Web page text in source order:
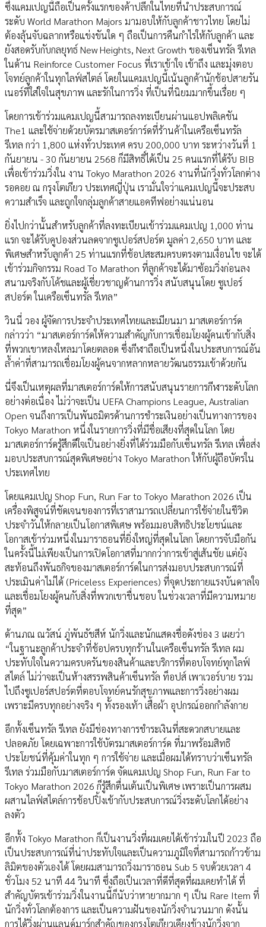
ซึ่งแคมเปญนี้ถือเป็นครั้งแรกของค้าปลีกในไทยที่นำประสบการณ์
ระดับ World Marathon Majors มามอบให้กับลูกค้าชาวไทย โดยไม่
ต้องลุ้นจับฉลากหรือแข่งขันใด ๆ ถือเป็นการคืนกำไรให้กับลูกค้า และ
ยังสอดรับกับกลยุทธ์ New Heights, Next Growth ของเซ็นทรัล รีเทล
ในด้าน Reinforce Customer Focus ที่เราเข้าใจ เข้าถึง และมุ่งตอบ
โจทย์ลูกค้าในทุกไลฟ์สไตล์ โดยในแคมเปญนี้เน้นลูกค้านักช้อปสายรัน
เนอร์ที่ใส่ใจในสุขภาพ และรักในการวิ่ง ที่เป็นที่นิยมมากขึ้นเรื่อย ๆ
โดยการเข้าร่วมแคมเปญนี้สามารถลงทะเบียนผ่านแอปพลิเคชัน
The1 และใช้จ่ายด้วยบัตรมาสเตอร์การ์ดที่ร้านค้าในเครือเซ็นทรัล
รีเทล กว่า 1,800 แห่งทั่วประเทศ ครบ 200,000 บาท ระหว่างวันที่ 1
กันยายน - 30 กันยายน 2568 ก็มีสิทธิ์ได้เป็น 25 คนแรกที่ได้รับ BIB
เพื่อเข้าร่วมวิ่งใน งาน Tokyo Marathon 2026 งานที่นักวิ่งทั่วโลกต่าง
รอคอย ณ กรุงโตเกียว ประเทศญี่ปุ่น เรามั่นใจว่าแคมเปญนี้จะประสบ
ความสำเร็จ และถูกใจกลุ่มลูกค้าสายแอคทีฟอย่างแน่นอน
ยิ่งไปกว่านั้นสำหรับลูกค้าที่ลงทะเบียนเข้าร่วมแคมเปญ 1,000 ท่าน
แรก จะได้รับคูปองส่วนลดจากซูเปอร์สปอร์ต มูลค่า 2,650 บาท และ
พิเศษสำหรับลูกค้า 25 ท่านแรกที่ช้อปสะสมครบตรงตามเงื่อนไข จะได้
เข้าร่วมกิจกรรม Road To Marathon ที่ลูกค้าจะได้มาซ้อมวิ่งก่อนลง
สนามจริงกับโค้ชและผู้เชี่ยวชาญด้านการวิ่ง สนับสนุนโดย ซูเปอร์
สปอร์ต ในเครือเซ็นทรัล รีเทล”
วินนี่ วอง ผู้จัดการประจำประเทศไทยและเมียนมา มาสเตอร์การ์ด
กล่าวว่า “มาสเตอร์การ์ดให้ความสำคัญกับการเชื่อมโยงผู้คนเข้ากับสิ่ง
ที่พวกเขาหลงใหลมาโดยตลอด ซึ่งกีฬาถือเป็นหนึ่งในประสบการณ์อัน
ล้ำค่าที่สามารถเชื่อมโยงผู้คนจากหลากหลายวัฒนธรรมเข้าด้วยกัน
นี่จึงเป็นเหตุผลที่มาสเตอร์การ์ดให้การสนับสนุนรายการกีฬาระดับโลก
อย่างต่อเนื่อง ไม่ว่าจะเป็น UEFA Champions League, Australian
Open จนถึงการเป็นพันธมิตรด้านการชำระเงินอย่างเป็นทางการของ
Tokyo Marathon หนึ่งในรายการวิ่งที่มีชื่อเสียงที่สุดในโลก โดย
มาสเตอร์การ์ดรู้สึกดีใจเป็นอย่างยิ่งที่ได้ร่วมมือกับเซ็นทรัล รีเทล เพื่อส่ง
มอบประสบการณ์สุดพิเศษอย่าง Tokyo Marathon ให้กับผู้ถือบัตรใน
ประเทศไทย
โดยแคมเปญ Shop Fun, Run Far to Tokyo Marathon 2026 เป็น
เครื่องพิสูจน์ที่ชัดเจนของการที่เราสามารถเปลี่ยนการใช้จ่ายในชีวิต
ประจำวันให้กลายเป็นโอกาสพิเศษ พร้อมมอบสิทธิประโยชน์และ
โอกาสเข้าร่วมหนึ่งในมาราธอนที่ยิ่งใหญ่ที่สุดในโลก โดยการจับมือกัน
ในครั้งนี้ไม่เพียงเป็นการเปิดโอกาสที่มากกว่าการเข้าสู่เส้นชัย แต่ยัง
สะท้อนถึงพันธกิจของมาสเตอร์การ์ดในการส่งมอบประสบการณ์ที่
ประเมินค่าไม่ได้ (Priceless Experiences) ที่จุดประกายแรงบันดาลใจ
และเชื่อมโยงผู้คนกับสิ่งที่พวกเขาชื่นชอบ ในช่วงเวลาที่มีความหมาย
ที่สุด”
ด้านภณ ณวัสน์ ภู่พันธัชสีห์ นักวิ่งและนักแสดงชื่อดังช่อง 3 เผยว่า
“ในฐานะลูกค้าประจำที่ช้อปครบทุกร้านในเครือเซ็นทรัล รีเทล ผม
ประทับใจในความครบครันของสินค้าและบริการที่ตอบโจทย์ทุกไลฟ์
สไตล์ ไม่ว่าจะเป็นห้างสรรพสินค้าเซ็นทรัล ท็อปส์ เพาเวอร์บาย รวม
ไปถึงซูเปอร์สปอร์ตที่ตอบโจทย์คนรักสุขภาพและการวิ่งอย่างผม
เพราะมีครบทุกอย่างจริง ๆ ทั้งรองเท้า เสื้อผ้า อุปกรณ์ออกกำลังกาย
อีกทั้งเซ็นทรัล รีเทล ยังมีช่องทางการชำระเงินที่สะดวกสบายและ
ปลอดภัย โดยเฉพาะการใช้บัตรมาสเตอร์การ์ด ที่มาพร้อมสิทธิ
ประโยชน์ที่คุ้มค่าในทุก ๆ การใช้จ่าย และเมื่อผมได้ทราบว่าเซ็นทรัล
รีเทล ร่วมมือกับมาสเตอร์การ์ด จัดแคมเปญ Shop Fun, Run Far to
Tokyo Marathon 2026 ก็รู้สึกตื่นเต้นเป็นพิเศษ เพราะเป็นการผสม
ผสานไลฟ์สไตล์การช้อปปิ้งเข้ากับประสบการณ์วิ่งระดับโลกได้อย่าง
ลงตัว
อีกทั้ง Tokyo Marathon ก็เป็นงานวิ่งที่ผมเคยได้เข้าร่วมในปี 2023 ถือ
เป็นประสบการณ์ที่น่าประทับใจและเป็นความภูมิใจที่สามารถก้าวข้าม
ลิมิตของตัวเองได้ โดยผมสามารถวิ่งมาราธอน Sub 5 จบด้วยเวลา 4
ชั่วโมง 52 นาที 44 วินาที ซึ่งถือเป็นเวลาที่ดีที่สุดที่ผมเคยทำได้ ที่
สำคัญบัตรเข้าร่วมวิ่งในงานนี้ก็นับว่าหายากมาก ๆ เป็น Rare Item ที่
นักวิ่งทั่วโลกต้องการ และเป็นความฝันของนักวิ่งจำนวนมาก ดังนั้น
การได้วิ่งผ่านแลนด์มาร์กสำคัญของกรุงโตเกียวเคียงข้างนักวิ่งจาก